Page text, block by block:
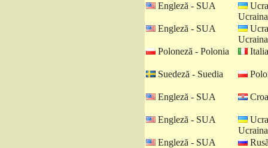
Engleză - SUA
Ucraina
Engleză - SUA
Ucraina
Poloneză - Polonia
Suedeză - Suedia
Engleză - SUA
Engleză - SUA
Ucraina
Engleză - SUA